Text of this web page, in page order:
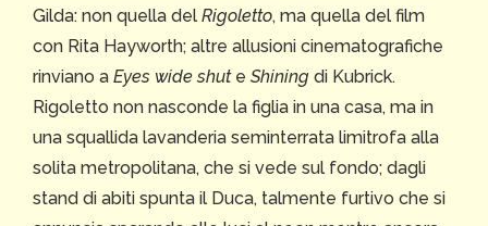
Gilda: non quella del Rigoletto, ma quella del film
con Rita Hayworth; altre allusioni cinematografiche
rinviano a Eyes wide shute Shining di Kubrick.
Rigoletto non nasconde la figlia in una casa, ma in
una squallida lavanderia seminterrata limitrofa alla
solita metropolitana, che si vede sul fondo; dagli
stand di abiti spunta il Duca, talmente furtivo che si